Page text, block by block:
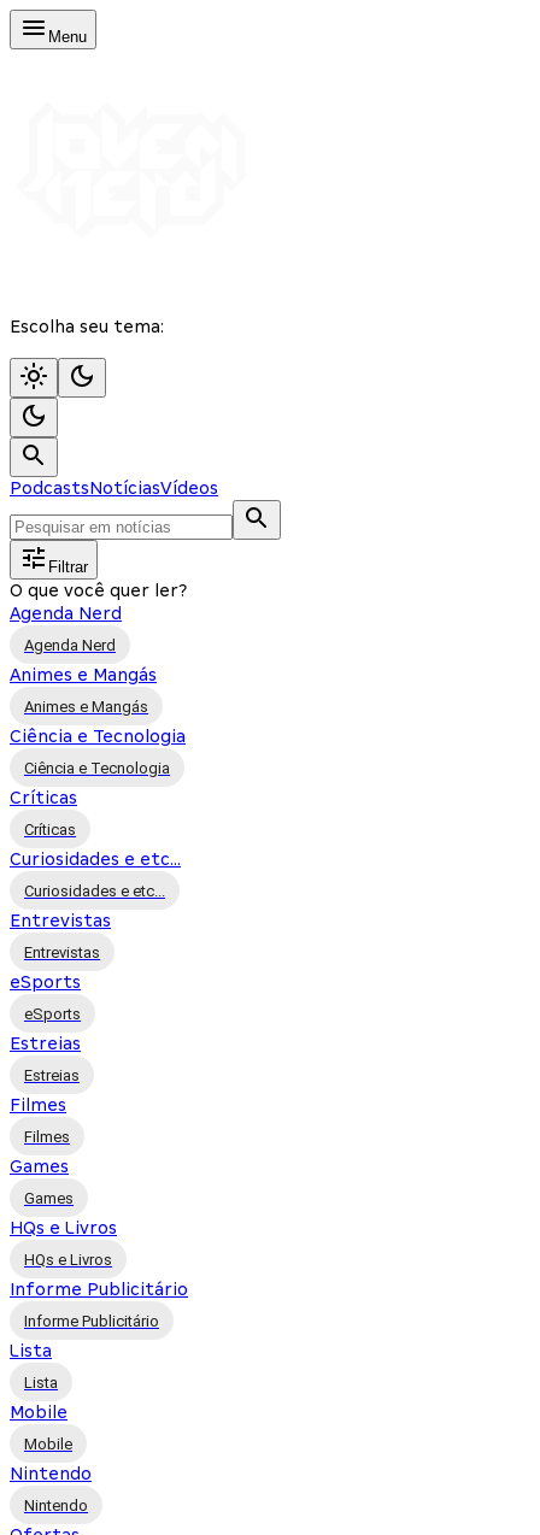
Menu
Escolha seu tema:
PodcastsNotíciasVídeos
Filtrar
O que você quer ler?
Agenda Nerd
Agenda Nerd
Animes e Mangás
Animes e Mangás
Ciência e Tecnologia
Ciência e Tecnologia
Críticas
Críticas
Curiosidades e etc...
Curiosidades e etc...
Entrevistas
Entrevistas
eSports
eSports
Estreias
Estreias
Filmes
Filmes
Games
Games
HQs e Livros
HQs e Livros
Informe Publicitário
Informe Publicitário
Lista
Lista
Mobile
Mobile
Nintendo
Nintendo